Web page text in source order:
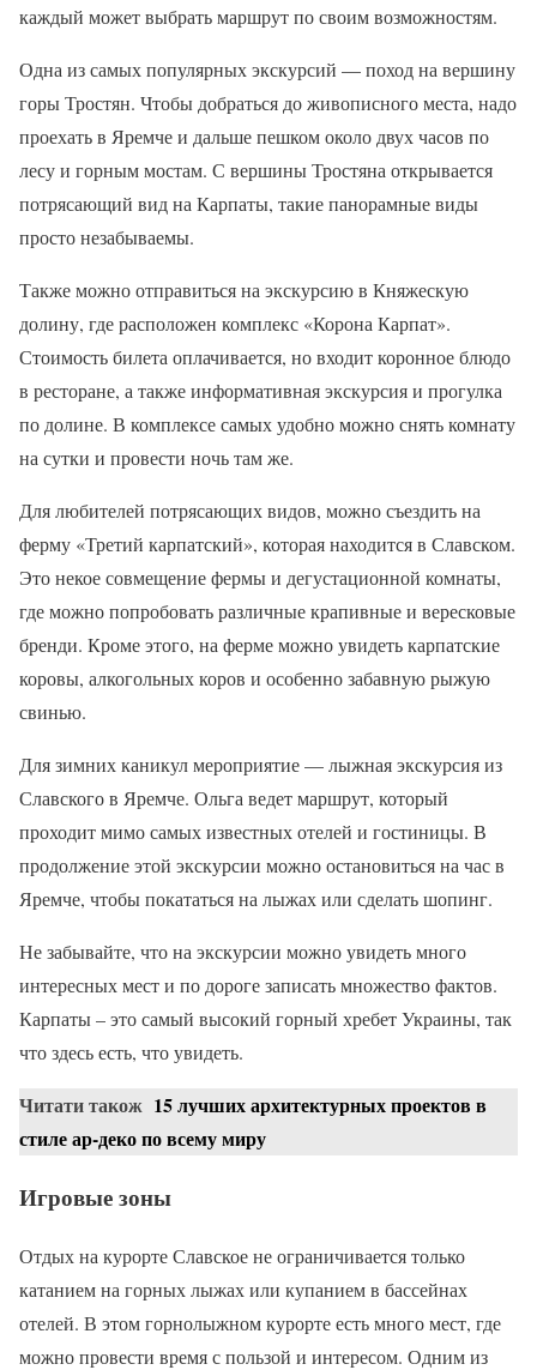
каждый может выбрать маршрут по своим возможностям.
Одна из самых популярных экскурсий — поход на вершину
горы Тростян. Чтобы добраться до живописного места, надо
проехать в Яремче и дальше пешком около двух часов по
лесу и горным мостам. С вершины Тростяна открывается
потрясающий вид на Карпаты, такие панорамные виды
просто незабываемы.
Также можно отправиться на экскурсию в Княжескую
долину, где расположен комплекс «Корона Карпат».
Стоимость билета оплачивается, но входит коронное блюдо
в ресторане, а также информативная экскурсия и прогулка
по долине. В комплексе самых удобно можно снять комнату
на сутки и провести ночь там же.
Для любителей потрясающих видов, можно съездить на
ферму «Третий карпатский», которая находится в Славском.
Это некое совмещение фермы и дегустационной комнаты,
где можно попробовать различные крапивные и вересковые
бренди. Кроме этого, на ферме можно увидеть карпатские
коровы, алкогольных коров и особенно забавную рыжую
свинью.
Для зимних каникул мероприятие — лыжная экскурсия из
Славского в Яремче. Ольга ведет маршрут, который
проходит мимо самых известных отелей и гостиницы. В
продолжение этой экскурсии можно остановиться на час в
Яремче, чтобы покататься на лыжах или сделать шопинг.
Не забывайте, что на экскурсии можно увидеть много
интересных мест и по дороге записать множество фактов.
Карпаты – это самый высокий горный хребет Украины, так
что здесь есть, что увидеть.
Читати також 15 лучших архитектурных проектов в
стиле ар-деко по всему миру
Игровые зоны
Отдых на курорте Славское не ограничивается только
катанием на горных лыжах или купанием в бассейнах
отелей. В этом горнолыжном курорте есть много мест, где
можно провести время с пользой и интересом. Одним из